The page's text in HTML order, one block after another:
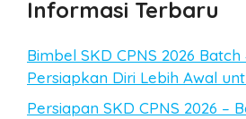
Informasi Terbaru
Bimbel SKD CPNS 2026
Persiapkan Diri Lebih Awal
Persiapan SKD CPNS 2026 –